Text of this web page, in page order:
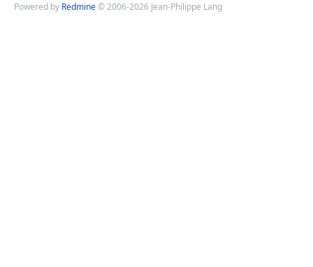
Powered by Redmine© 2006-2026 Jean-Philippe Lang